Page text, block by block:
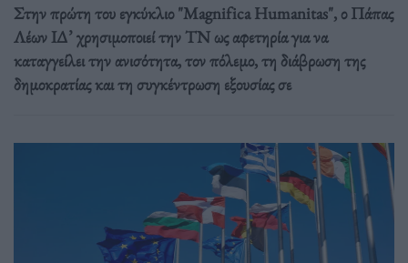
Στην πρώτη του εγκύκλιο "Magnifica Humanitas", ο Πάπας
Λέων ΙΔ’ χρησιμοποιεί την ΤΝ ως αφετηρία για να
καταγγείλει την ανισότητα, τον πόλεμο, τη διάβρωση της
δημοκρατίας και τη συγκέντρωση εξουσίας σε